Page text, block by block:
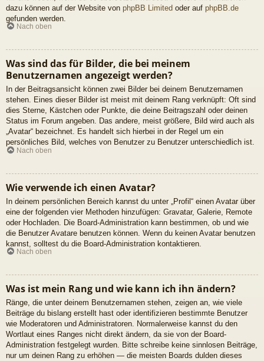
dazu können auf der Website von phpBB Limited oder auf phpBB.de
gefunden werden.
Nach oben
Was sind das für Bilder, die bei meinem
Benutzernamen angezeigt werden?
In der Beitragsansicht können zwei Bilder bei deinem Benutzernamen
stehen. Eines dieser Bilder ist meist mit deinem Rang verknüpft: Oft sind
dies Sterne, Kästchen oder Punkte, die deine Beitragszahl oder deinen
Status im Forum angeben. Das andere, meist größere, Bild wird auch als
„Avatar“ bezeichnet. Es handelt sich hierbei in der Regel um ein
persönliches Bild, welches von Benutzer zu Benutzer unterschiedlich ist.
Nach oben
Wie verwende ich einen Avatar?
In deinem persönlichen Bereich kannst du unter „Profil“ einen Avatar über
eine der folgenden vier Methoden hinzufügen: Gravatar, Galerie, Remote
oder Hochladen. Die Board-Administration kann bestimmen, ob und wie
die Benutzer Avatare benutzen können. Wenn du keinen Avatar benutzen
kannst, solltest du die Board-Administration kontaktieren.
Nach oben
Was ist mein Rang und wie kann ich ihn ändern?
Ränge, die unter deinem Benutzernamen stehen, zeigen an, wie viele
Beiträge du bislang erstellt hast oder identifizieren bestimmte Benutzer
wie Moderatoren und Administratoren. Normalerweise kannst du den
Wortlaut eines Ranges nicht direkt ändern, da sie von der Board-
Administration festgelegt wurden. Bitte schreibe keine sinnlosen Beiträge,
nur um deinen Rang zu erhöhen — die meisten Boards dulden dieses